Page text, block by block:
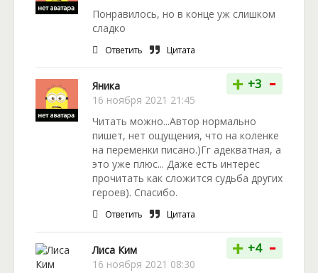
Понравилось, но в конце уж слишком
сладко
Ответить Цитата
Яника
16 ноября 2021 21:45
+ +3 -
Читать можно...Автор нормально
пишет, нет ощущения, что на коленке
на переменки писано.)Гг адекватная, а
это уже плюс... Даже есть интерес
прочитать как сложится судьба других
героев). Спасибо.
Ответить Цитата
Лиса Ким
16 ноября 2021 08:30
+ +4 -